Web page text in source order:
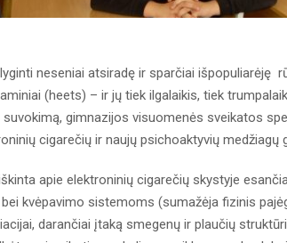
neseniai atsiradę ir sparčiai išpopuliarėję
(heets) – ir jų tiek ilgalaikis, tiek
gimnazijos visuomenės sveikatos
cigarečių ir naujų psichoaktyvių medžiagų
apie elektroninių cigarečių skystyje
kvėpavimo sistemoms (sumažėja fizinis
darančiai įtaką smegenų ir plaučių